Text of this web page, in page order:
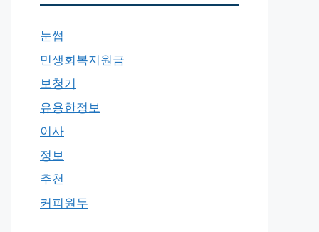
눈썹
민생회복지원금
보청기
유용한정보
이사
정보
추천
커피원두